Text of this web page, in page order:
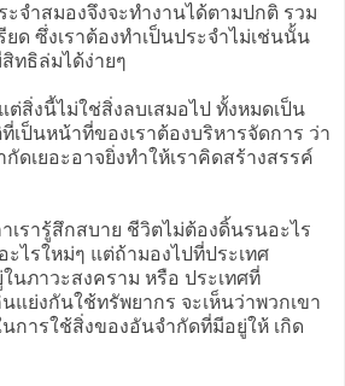
ะจำสมองจึงจะทำงานได้ตามปกติ รวม
ด ซึ่งเราต้องทำเป็นประจำไม่เช่นนั้น
ทธิล่มได้ง่ายๆ
ต่สิ่งนี้ไม่ใช่สิ่งลบเสมอไป ทั้งหมดเป็น
เป็นหน้าที่ของเราต้องบริหารจัดการ ว่า
ดเยอะอาจยิ่งทำให้เราคิดสร้างสรรค์
เรารู้สึกสบาย ชีวิตไม่ต้องดิ้นรนอะไร
ไรใหม่ๆ แต่ถ้ามองไปที่ประเทศ
นภาวะสงคราม หรือ ประเทศที่
แย่งกันใช้ทรัพยากร จะเห็นว่าพวกเขา
การใช้สิ่งของอันจำกัดที่มีอยู่ให้ เกิด